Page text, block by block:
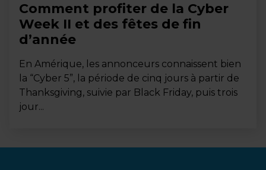
Comment profiter de la Cyber
Week II et des fêtes de fin
d’année
En Amérique, les annonceurs connaissent bien
la “Cyber 5”, la période de cinq jours à partir de
Thanksgiving, suivie par Black Friday, puis trois
jour...